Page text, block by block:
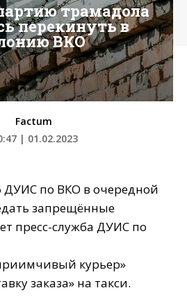
трамадола
перекинуть в
ВКО
Factum
| 01.02.2023
по ВКО в очередной
запрещённые
пресс-служба ДУИС по
курьер»
заказа» на такси.